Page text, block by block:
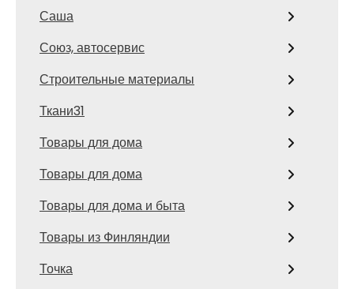
Саша
Союз, автосервис
Строительные материалы
Ткани31
Товары для дома
Товары для дома
Товары для дома и быта
Товары из Финляндии
Точка